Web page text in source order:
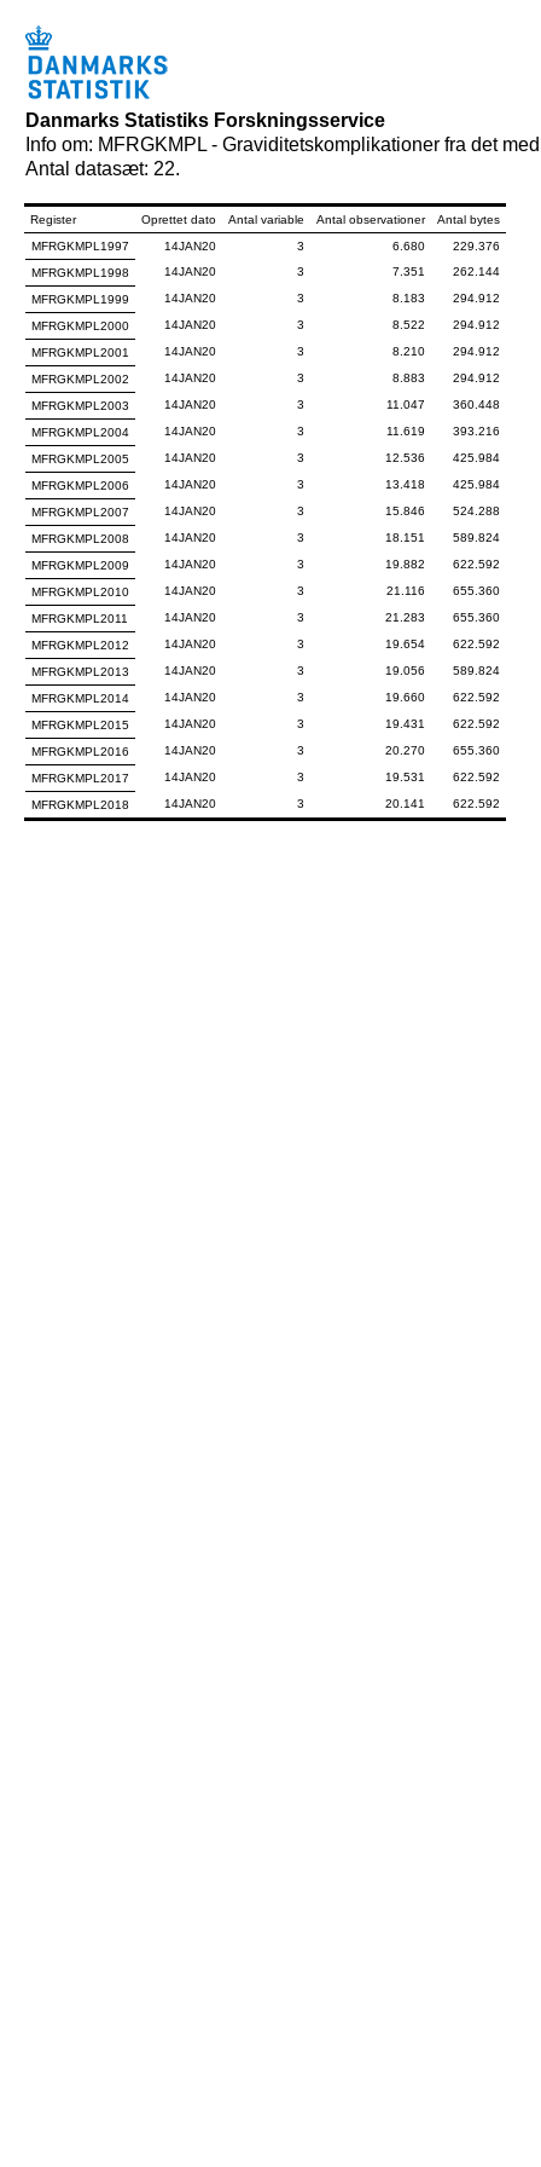
Danmarks Statistiks Forskningsservice
Info om: MFRGKMPL - Graviditetskomplikationer fra det
Antal datasæt: 22.
Register Oprettet dato Antal variable Antal observationer
Antal bytes
MFRGKMPL1997
14JAN20 3 6.680
229.376
MFRGKMPL1998
14JAN20 3 7.351 262.144
MFRGKMPL1999 14JAN20 3 8.183 294.912
MFRGKMPL2000 14JAN20 3 8.522 294.912
MFRGKMPL2001 14JAN20 3 8.210 294.912
MFRGKMPL2002 14JAN20 3 8.883 294.912
MFRGKMPL2003 14JAN20 3 11.047 360.448
MFRGKMPL2004 14JAN20 3 11.619 393.216
MFRGKMPL2005 14JAN20 3 12.536 425.984
MFRGKMPL2006 14JAN20 3 13.418 425.984
MFRGKMPL2007 14JAN20 3 15.846 524.288
MFRGKMPL2008 14JAN20 3 18.151 589.824
MFRGKMPL2009 14JAN20 3 19.882 622.592
MFRGKMPL2010 14JAN20 3 21.116 655.360
MFRGKMPL2011 14JAN20 3 21.283 655.360
MFRGKMPL2012 14JAN20 3 19.654 622.592
MFRGKMPL2013 14JAN20 3 19.056 589.824
MFRGKMPL2014 14JAN20 3 19.660 622.592
MFRGKMPL2015 14JAN20 3 19.431 622.592
MFRGKMPL2016 14JAN20 3 20.270 655.360
MFRGKMPL2017 14JAN20 3 19.531 622.592
MFRGKMPL2018 14JAN20 3 20.141 622.592